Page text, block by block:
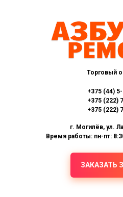
Торговый
+375 (44)
+375 (222)
+375 (222)
г. Могилёв, ул.
Время работы: пн-пт:
ЗАКАЗАТЬ